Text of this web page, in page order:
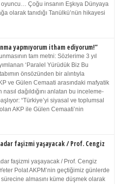
Çoğu insanın Eşkıya Dünyaya
olarak tanıdığı Tanülkü’nün hikayesi
yapmıyorum itham ediyorum!”
tam metni: Sözlerime 3 yıl
‘Paralel Yürüdük Biz Bu
önsözünden bir alıntıyla
ve Gülen Cemaati arasındaki mafyatik
nasıl dağıldığını anlatan bu inceleme-
“Türkiye’yi siyasal ve toplumsal
AKP ile Gülen Cemaati’nin
faşizmi yaşayacak / Prof. Cengiz
faşizmi yaşayacak / Prof. Cengiz
Polat AKPM’nin geçtiğimiz günlerde
almasını küme düşmek olarak